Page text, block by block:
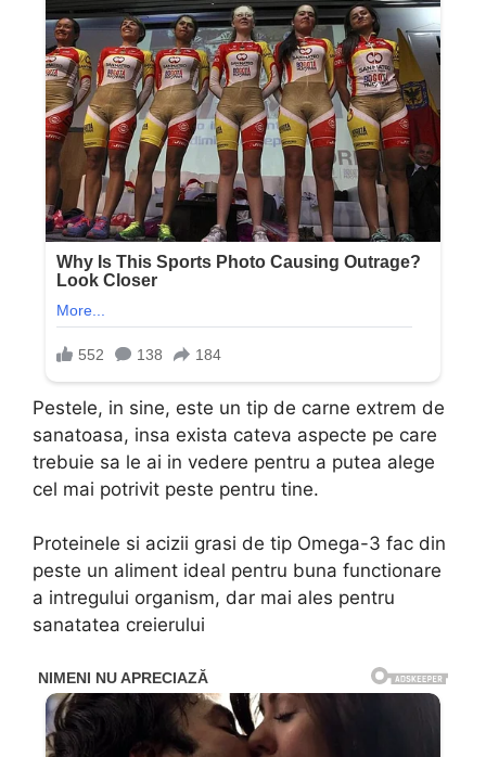
Pestele, in sine, este un tip de carne extrem de
sanatoasa, insa exista cateva aspecte pe care
trebuie sa le ai in vedere pentru a putea alege
cel mai potrivit peste pentru tine.
Proteinele si acizii grasi de tip Omega-3 fac din
peste un aliment ideal pentru buna functionare
a intregului organism, dar mai ales pentru
sanatatea creierului